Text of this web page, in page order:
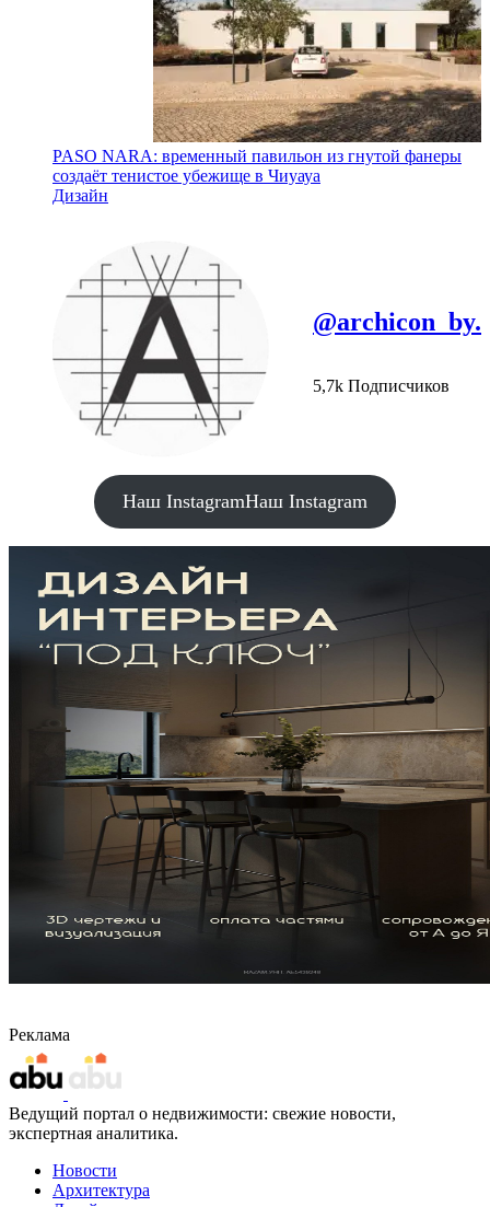
PASO NARA: временный павильон из гнутой фанеры
создаёт тенистое убежище в Чиуауа
Дизайн
@archicon_by.
5,7k Подписчиков
Наш InstagramНаш Instagram
Реклама
Ведущий портал о недвижимости: свежие новости,
экспертная аналитика.
Новости
Архитектура